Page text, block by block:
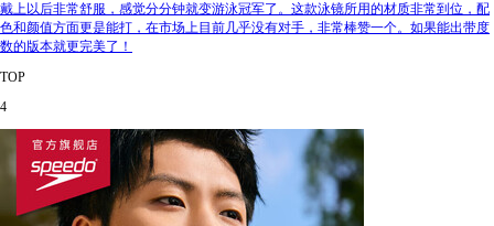
戴上以后非常舒服，感觉分分钟就变游泳冠军了。这款泳镜所用的材质非常到位，配
色和颜值方面更是能打，在市场上目前几乎没有对手，非常棒赞一个。如果能出带度
数的版本就更完美了！
TOP
4